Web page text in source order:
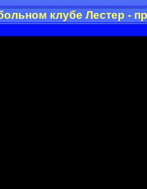
клубе Лестер -